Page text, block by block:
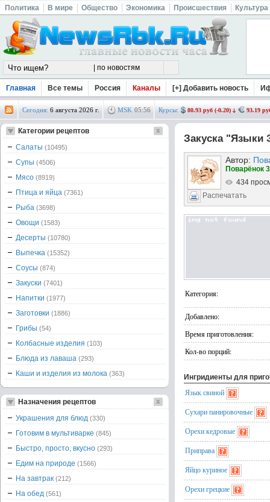
Политика В мире Общество Экономика Происшествия Культура
Главная Все темы Россия Каналы [+] Добавить новость
Сегодня: 6 августа 2026 г. MSK 05:56 Курсы: 80.93 руб (-0.20) 93.19
Закуска
Автор:
Поварёнок
434
Распечатать
Категория:
Добавлено:
Время приготовления:
Кол-во порций:
Ингридиенты для
Язык свиной
Сухари панировочные
Орехи кедровые
Приправа
Яйцо куриное
Орехи грецкие
Категории рецептов
Салаты (10495)
Супы (4506)
Мясо (8919)
Птица и яйца (7361)
Рыба (3698)
Овощи (1583)
Десерты (10780)
Выпечка (15352)
Соусы (874)
Закуски (7401)
Напитки (1977)
Заготовки (1886)
Грибы (54)
Колбасные изделия (103)
Блюда из лаваша (293)
Каши и изделия из молока (363)
Назначения рецептов
Украшения для блюд (330)
Готовим в мультиварке (845)
Быстро, просто, вкусно (293)
Едим на природе (1566)
На завтрак (212)
На обед (561)